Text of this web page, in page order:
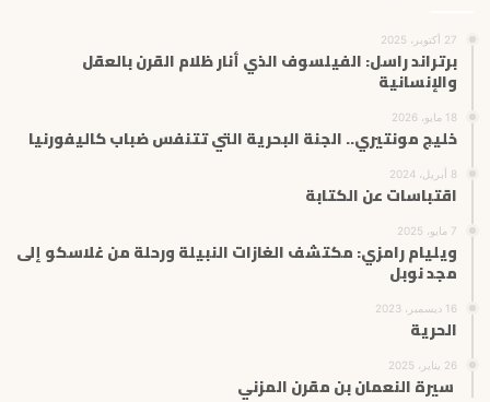
27 أكتوبر، 2025
برتراند راسل: الفيلسوف الذي أنار ظلام القرن بالعقل
والإنسانية
18 مايو، 2026
خليج مونتيري.. الجنة البحرية التي تتنفس ضباب كاليفورنيا
8 أبريل، 2024
اقتباسات عن الكتابة
7 مايو، 2025
ويليام رامزي: مكتشف الغازات النبيلة ورحلة من غلاسكو إلى
مجد نوبل
16 ديسمبر، 2023
الحرية
26 يناير، 2025
سيرة النعمان بن مقرن المزني